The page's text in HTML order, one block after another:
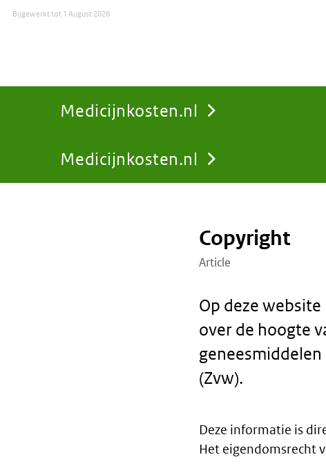
Medicijnkosten.nl
You
Medicijnkosten.nl
Bijgewerkt tot1 August 2026
Copyright
Article
Op deze
over de hoogte
(Zvw).
Tekst
Deze informatie is
Het eigendomsrecht